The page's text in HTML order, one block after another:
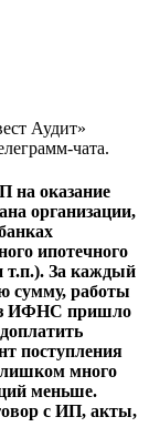
Аудит»
чата.
на оказание
организации,
ипотечного
т.п.). За каждый
сумму, работы
ИФНС пришло
поступления
много
меньше.
с ИП, акты,